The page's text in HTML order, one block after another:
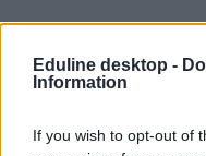
Eduline desktop -
Information
If you wish to opt-out of